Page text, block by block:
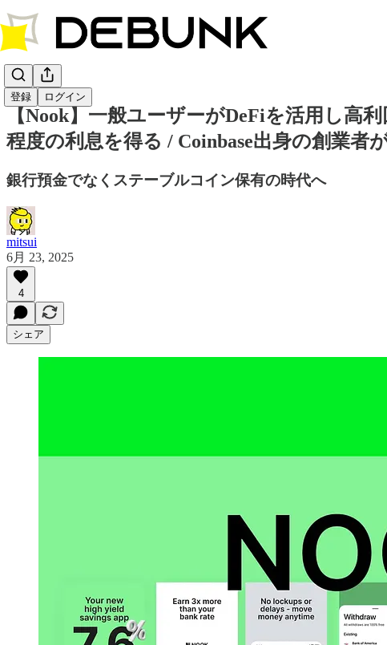
登録 ログイン
【Nook】一般ユーザーがDeFiを活用し高
程度の利息を得る / Coinbase出身の創業者
銀行預金でなくステーブルコイン保有の時代へ
mitsui
6月 23, 2025
4
シェア